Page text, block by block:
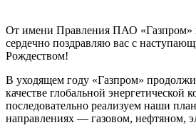
От имени Правления ПАО «Газпром»
сердечно поздравляю вас c
Рождеством!
В уходящем году «Газпром»
качестве глобальной
последовательно реализуем наши
направлениях — газовом, нефтяном,